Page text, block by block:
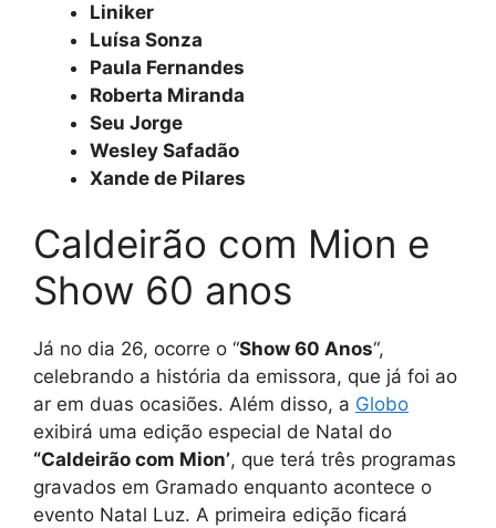
Liniker
Luísa Sonza
Paula Fernandes
Roberta Miranda
Seu Jorge
Wesley Safadão
Xande de Pilares
Caldeirão com Mion e
Show 60 anos
Já no dia 26, ocorre o “Show 60 Anos“,
celebrando a história da emissora, que já foi ao
ar em duas ocasiões. Além disso, a Globo
exibirá uma edição especial de Natal do
“Caldeirão com Mion’, que terá três programas
gravados em Gramado enquanto acontece o
evento Natal Luz. A primeira edição ficará